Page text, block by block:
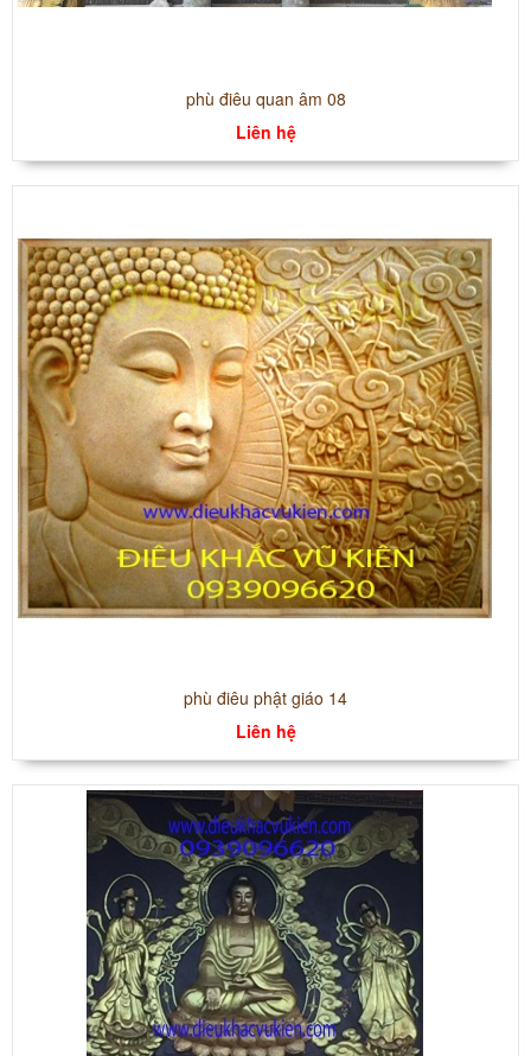
phù điêu quan âm 08
Liên hệ
phù điêu phật giáo 14
Liên hệ